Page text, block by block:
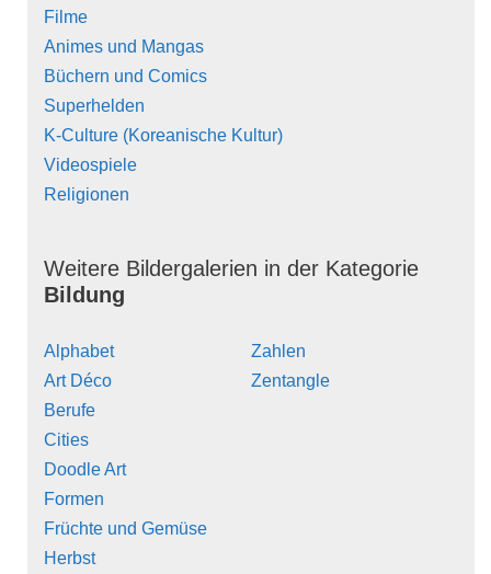
Filme
Animes und Mangas
Büchern und Comics
Superhelden
K-Culture (Koreanische Kultur)
Videospiele
Religionen
Weitere Bildergalerien in der Kategorie
Bildung
Alphabet
Art Déco
Berufe
Cities
Doodle Art
Formen
Früchte und Gemüse
Herbst
Zahlen
Zentangle